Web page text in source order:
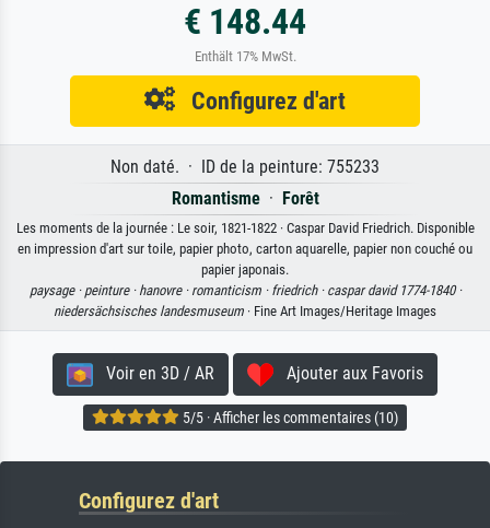
€ 148.44
Enthält 17% MwSt.
Configurez d'art
Non daté. · ID de la peinture: 755233
Romantisme· Forêt
Les moments de la journée : Le soir, 1821-1822 · Caspar David Friedrich. Disponible
en impression d'art sur toile, papier photo, carton aquarelle, papier non couché ou
papier japonais.
paysage · peinture · hanovre · romanticism · friedrich · caspar david 1774-1840 ·
niedersächsisches landesmuseum · Fine Art Images/Heritage Images
Voir en 3D / AR Ajouter aux Favoris
5/5 · Afficher les commentaires (10)
Configurez d'art